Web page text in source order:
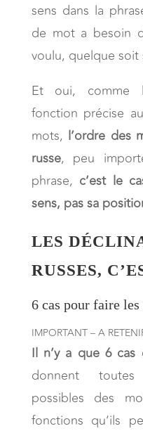
sens dans la
de mot a besoin
voulu, quelque
Et oui, comme
fonction précise
mots, l’ordre des
russe, peu
phrase, c’est le
sens, pas sa
LES
RUSSES,
6 cas pour faire
IMPORTANT – A
Il n’y a que 6 cas
donnent
possibles des
fonctions qu’ils